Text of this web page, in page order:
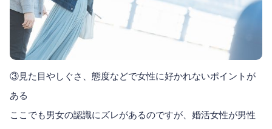
③見た目やしぐさ、態度などで女性に好かれないポイントが
ある
ここでも男女の認識にズレがあるのですが、婚活女性が男性